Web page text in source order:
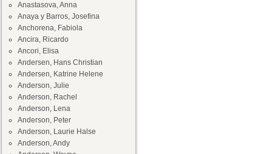
Anastasova, Anna
Anaya y Barros, Josefina
Anchorena, Fabiola
Ancira, Ricardo
Ancori, Elisa
Andersen, Hans Christian
Andersen, Katrine Helene
Anderson, Julie
Anderson, Rachel
Anderson, Lena
Anderson, Peter
Anderson, Laurie Halse
Anderson, Andy